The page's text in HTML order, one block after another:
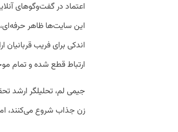
اعتماد در گفت‌وگوهای
این سایت‌ها ظاهر
اندکی برای فریب قربانیان
ارتباط قطع شده و تمام
جیمی لم، تحلیلگر ارشد
زن جذاب شروع می‌کنند،